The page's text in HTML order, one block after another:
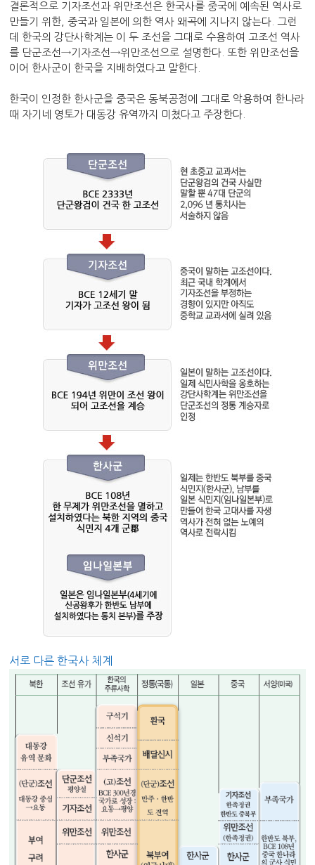
결론적으로 기자조선과 위만조선은 한국사를 중국에 예속된 역사로
만들기 위한, 중국과 일본에 의한 역사 왜곡에 지나지 않는다. 그런
데 한국의 강단사학계는 이 두 조선을 그대로 수용하여 고조선 역사
를 단군조선→기자조선→위만조선으로 설명한다. 또한 위만조선을
이어 한사군이 한국을 지배하였다고 말한다.
한국이 인정한 한사군을 중국은 동북공정에 그대로 악용하여 한나라
때 자기네 영토가 대동강 유역까지 미쳤다고 주장한다.
서로 다른 한국사 체계